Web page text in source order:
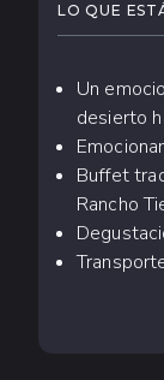
LO QUE
Un
desierto
Buffet
Rancho